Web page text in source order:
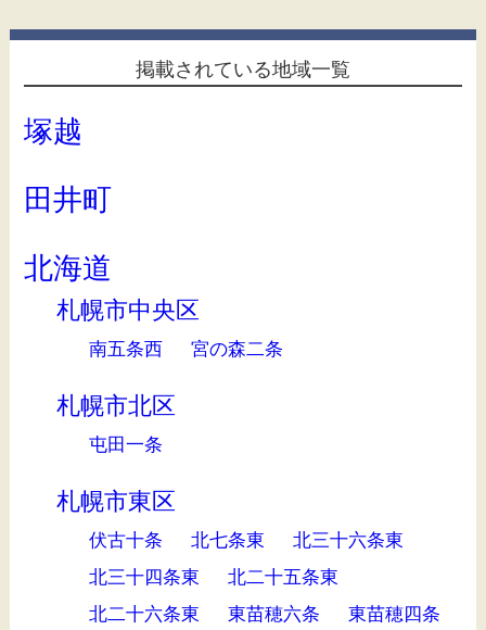
掲載されている地域一覧
塚越
田井町
北海道
札幌市中央区
南五条西 宮の森二条
札幌市北区
屯田一条
札幌市東区
伏古十条 北七条東
北三十六条東
北三十四条東
北二十五条東
北二十六条東
東苗穂六条 東苗穂四条